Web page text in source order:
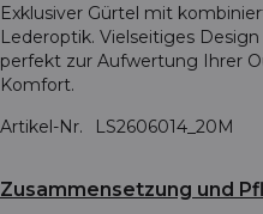
Exklusiver Gürtel mit
Lederoptik. Vielseitiges
perfekt zur Aufwertung Ihrer
Komfort.
Artikel-Nr.
LS2606014_20M
Zusammensetzung und